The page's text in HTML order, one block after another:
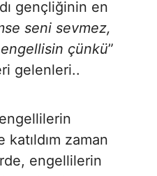
gençliğinin en
seni sevmez,
çünkü”
gelenleri..
engellilerin
zaman
engellilerin